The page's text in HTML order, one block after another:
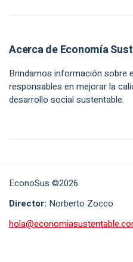
Acerca de Economía
Brindamos información sobre
responsables en mejorar la
desarrollo social sustentable.
EconoSus ©2026
Director: Norberto Zocco